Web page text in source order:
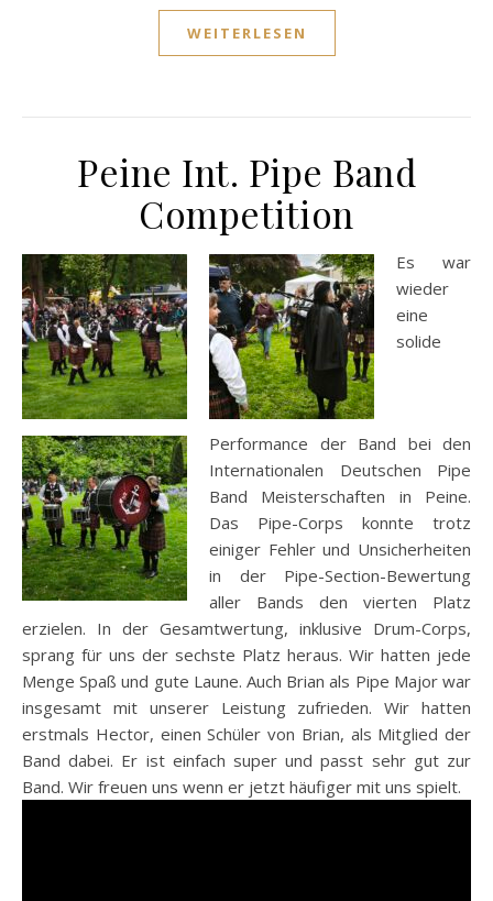
WEITERLESEN
Peine Int. Pipe Band
Competition
Es war
wieder
eine
solide
Performance der Band bei den
Internationalen Deutschen Pipe
Band Meisterschaften in Peine.
Das Pipe-Corps konnte trotz
einiger Fehler und Unsicherheiten
in der Pipe-Section-Bewertung
aller Bands den vierten Platz
erzielen. In der Gesamtwertung, inklusive Drum-Corps,
sprang für uns der sechste Platz heraus. Wir hatten jede
Menge Spaß und gute Laune. Auch Brian als Pipe Major war
insgesamt mit unserer Leistung zufrieden. Wir hatten
erstmals Hector, einen Schüler von Brian, als Mitglied der
Band dabei. Er ist einfach super und passt sehr gut zur
Band. Wir freuen uns wenn er jetzt häufiger mit uns spielt.